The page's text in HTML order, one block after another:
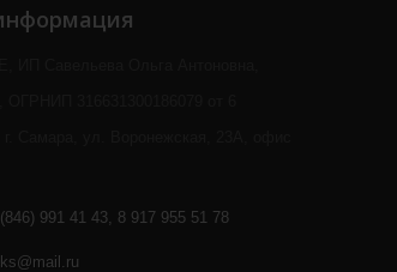
(846) 991 41 43, 8 917 955 51 78